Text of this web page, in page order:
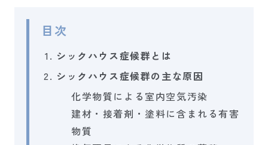
目次
シックハウス症候群とは
シックハウス症候群の主な原因
化学物質による室内空気汚染
建材・接着剤・塗料に含まれる有害
物質